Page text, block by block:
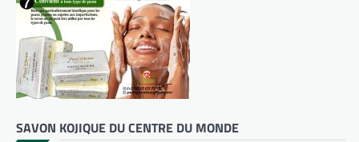
SAVON KOJIQUE DU CENTRE DU MONDE